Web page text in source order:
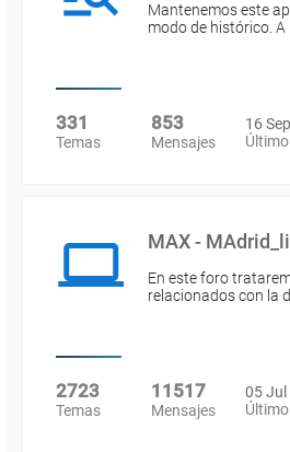
Mantenemos este
modo de histórico. A
331
Temas
853
Mensajes
16
MAX -
En este foro
relacionados con la
2723
Temas
11517
Mensajes
05 Jul